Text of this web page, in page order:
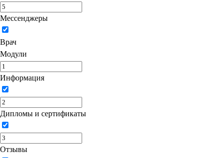
Мессенджеры
Врач
Модули
Информация
Дипломы и сертификаты
Отзывы